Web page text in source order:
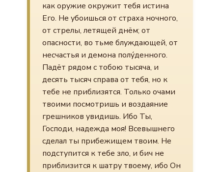
как оружие окружит тебя истина
Его. Не убоишься от страха ночного,
от стрелы, летящей днём; от
опасности, во тьме блуждающей, от
несчастья и демона полýденного.
Падёт рядом с тобою тысяча, и
десять тысяч справа от тебя, но к
тебе не приблизятся. Только очами
твоими посмотришь и воздаяние
грешников увидишь. Ибо Ты,
Господи, надежда моя! Всевышнего
сделал ты прибежищем твоим. Не
подступится к тебе зло, и бич не
приблизится к шатру твоему, ибо Он